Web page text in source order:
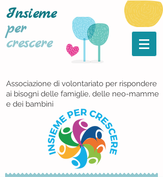
Insieme
per
crescere
Associazione di volontariato per rispondere
ai bisogni delle famiglie, delle neo-mamme
e dei bambini